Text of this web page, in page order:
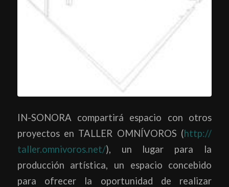
IN-SONORA compartirá espacio con otros
proyectos en TALLER OMNÍVOROS (http://
taller.omnivoros.net/), un lugar para la
producción artística, un espacio concebido
para ofrecer la oportunidad de realizar